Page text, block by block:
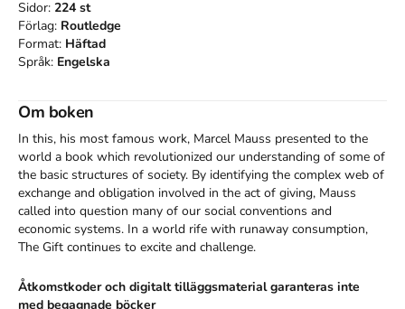
Sidor: 224 st
Förlag: Routledge
Format: Häftad
Språk: Engelska
Om boken
In this, his most famous work, Marcel Mauss presented to the
world a book which revolutionized our understanding of some of
the basic structures of society. By identifying the complex web of
exchange and obligation involved in the act of giving, Mauss
called into question many of our social conventions and
economic systems. In a world rife with runaway consumption,
The Gift continues to excite and challenge.
Åtkomstkoder och digitalt tilläggsmaterial garanteras inte
med begagnade böcker